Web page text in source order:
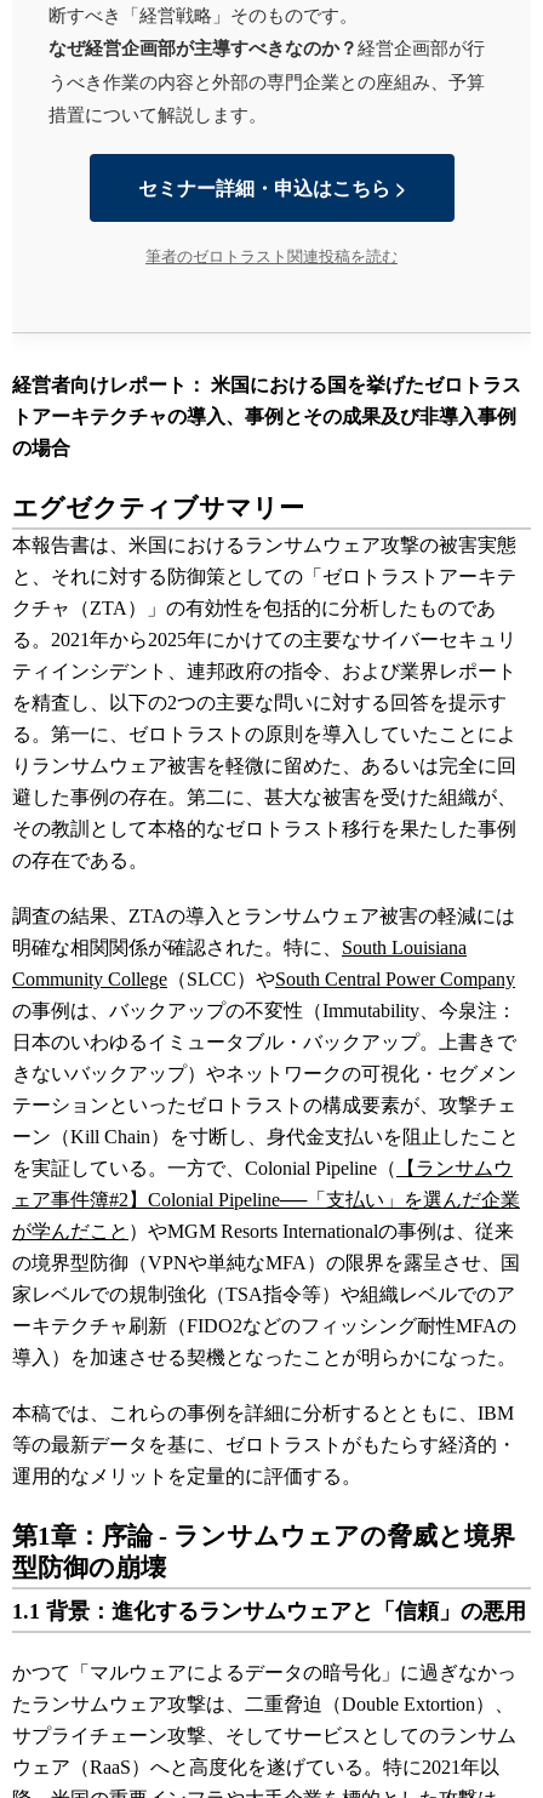
断すべき「経営戦略」そのものです。
なぜ経営企画部が主導すべきなのか？経営企画部が行
うべき作業の内容と外部の専門企業との座組み、予算
措置について解説します。
セミナー詳細・申込はこちら >
筆者のゼロトラスト関連投稿を読む
経営者向けレポート： 米国における国を挙げたゼロトラス
トアーキテクチャの導入、事例とその成果及び非導入事例
の場合
エグゼクティブサマリー
本報告書は、米国におけるランサムウェア攻撃の被害実態
と、それに対する防御策としての「ゼロトラストアーキテ
クチャ（ZTA）」の有効性を包括的に分析したものであ
る。2021年から2025年にかけての主要なサイバーセキュリ
ティインシデント、連邦政府の指令、および業界レポート
を精査し、以下の2つの主要な問いに対する回答を提示す
る。第一に、ゼロトラストの原則を導入していたことによ
りランサムウェア被害を軽微に留めた、あるいは完全に回
避した事例の存在。第二に、甚大な被害を受けた組織が、
その教訓として本格的なゼロトラスト移行を果たした事例
の存在である。
調査の結果、ZTAの導入とランサムウェア被害の軽減には
明確な相関関係が確認された。特に、 South Louisiana
Community College （SLCC）やSouth Central Power Company
の事例は、バックアップの不変性（Immutability、今泉注：
日本のいわゆるイミュータブル・バックアップ。上書きで
きないバックアップ）やネットワークの可視化・セグメン
テーションといったゼロトラストの構成要素が、攻撃チェ
ーン（Kill Chain）を寸断し、身代金支払いを阻止したこと
を実証している。一方で、Colonial Pipeline（
【ランサムウ
ェア事件簿#2】Colonial Pipeline──「支払い」を選んだ企業
が学んだこと ）やMGM Resorts Internationalの事例は、従来
の境界型防御（VPNや単純なMFA）の限界を露呈させ、国
家レベルでの規制強化（TSA指令等）や組織レベルでのア
ーキテクチャ刷新（FIDO2などのフィッシング耐性MFAの
導入）を加速させる契機となったことが明らかになった。
本稿では、これらの事例を詳細に分析するとともに、IBM
等の最新データを基に、ゼロトラストがもたらす経済的・
運用的なメリットを定量的に評価する。
第1章：序論 - ランサムウェアの脅威と境界
型防御の崩壊
1.1 背景：進化するランサムウェアと「信頼」の悪用
かつて「マルウェアによるデータの暗号化」に過ぎなかっ
たランサムウェア攻撃は、二重脅迫（Double Extortion）、
サプライチェーン攻撃、そしてサービスとしてのランサム
ウェア（RaaS）へと高度化を遂げている。特に2021年以